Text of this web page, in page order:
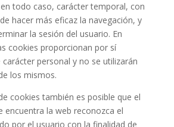
todo caso, carácter temporal, con
hacer más eficaz la navegación, y
la sesión del usuario. En
cookies proporcionan por sí
personal y no se utilizarán
los mismos.
cookies también es posible que el
encuentra la web reconozca el
por el usuario con la finalidad de